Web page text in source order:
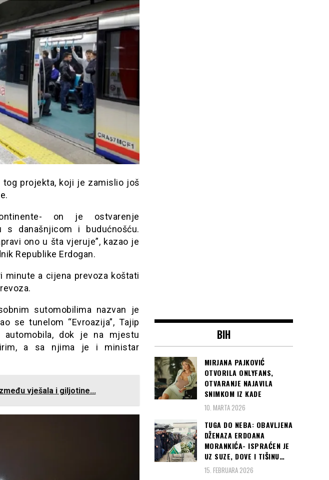
tog projekta, koji je zamislio još
on je ostvarenje
s današnjicom i budućnošću.
ono u šta vjeruje”, kazao je
Republike Erdogan.
minute a cijena prevoza koštati
sutomobilima nazvan je
se tunelom “Evroazija”, Tajip
dok je na mjestu
a sa njima je i ministar
vješala i giljotine...
BIH
MIRJANA PAJKOVIĆ
OTVORILA ONLYFANS,
OTVARANJE NAJAVILA
SNIMKOM IZ KADE
10. MARTA 2026
TUGA DO NEBA: OBAVLJENA
DŽENAZA ERDOANA
MORANKIĆA- ISPRAĆEN JE
UZ SUZE, DOVE I TIŠINU…
15. FEBRUARA 2026